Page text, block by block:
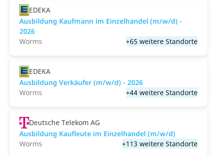
EDEKA
Ausbildung Kaufmann im Einzelhandel (m/w/d) -
2026
Worms
+65 weitere Standorte
EDEKA
Ausbildung Verkäufer (m/w/d) - 2026
Worms
+44 weitere Standorte
Deutsche Telekom AG
Ausbildung Kaufleute im Einzelhandel (m/w/d)
Worms
+113 weitere Standorte